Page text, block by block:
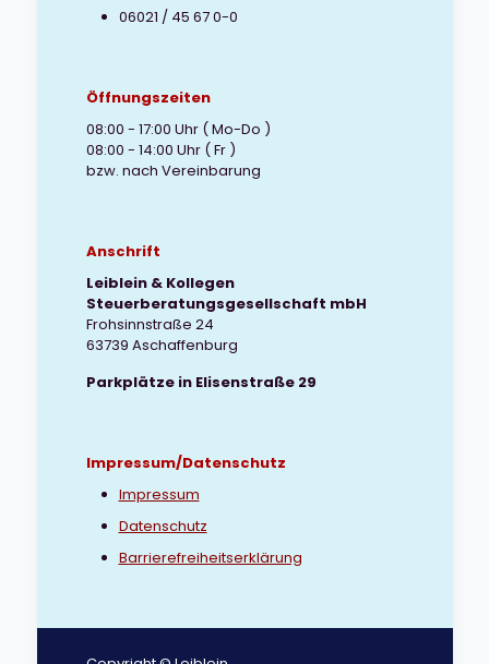
06021 / 45 67 0-0
Öffnungszeiten
08:00 - 17:00 Uhr ( Mo-Do )
08:00 - 14:00 Uhr ( Fr )
bzw. nach Vereinbarung
Anschrift
Leiblein & Kollegen
Steuerberatungsgesellschaft mbH
Frohsinnstraße 24
63739 Aschaffenburg
Parkplätze in Elisenstraße 29
Impressum/Datenschutz
Impressum
Datenschutz
Barrierefreiheitserklärung